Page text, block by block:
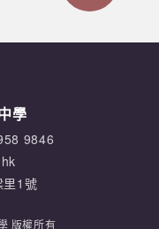
學
9846
里1號
版權所有